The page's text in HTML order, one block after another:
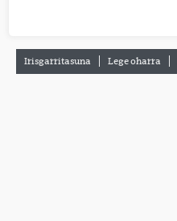
Irisgarritasuna Lege oharra